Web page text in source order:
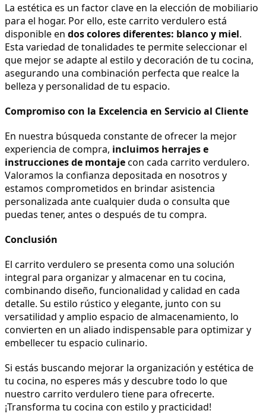
La estética es un factor clave en la elección de mobiliario
para el hogar. Por ello, este carrito verdulero está
disponible en dos colores diferentes: blanco y miel.
Esta variedad de tonalidades te permite seleccionar el
que mejor se adapte al estilo y decoración de tu cocina,
asegurando una combinación perfecta que realce la
belleza y personalidad de tu espacio.
Compromiso con la Excelencia en Servicio al Cliente
En nuestra búsqueda constante de ofrecer la mejor
experiencia de compra, incluimos herrajes e
instrucciones de montaje con cada carrito verdulero.
Valoramos la confianza depositada en nosotros y
estamos comprometidos en brindar asistencia
personalizada ante cualquier duda o consulta que
puedas tener, antes o después de tu compra.
Conclusión
El carrito verdulero se presenta como una solución
integral para organizar y almacenar en tu cocina,
combinando diseño, funcionalidad y calidad en cada
detalle. Su estilo rústico y elegante, junto con su
versatilidad y amplio espacio de almacenamiento, lo
convierten en un aliado indispensable para optimizar y
embellecer tu espacio culinario.
Si estás buscando mejorar la organización y estética de
tu cocina, no esperes más y descubre todo lo que
nuestro carrito verdulero tiene para ofrecerte.
¡Transforma tu cocina con estilo y practicidad!